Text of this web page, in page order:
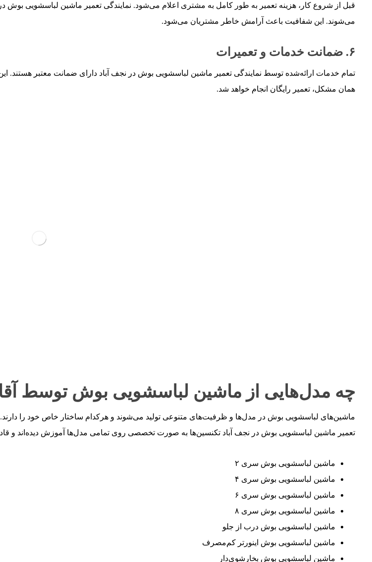
قبل از شروع کار، هزینه تعمیر به طور کامل به مشتری اعلام می‌شود. نمایندگی تعمیر ماشین لباسشویی بوش
می‌شوند. این شفافیت باعث آرامش خاطر مشتریان می‌شود.
۶. ضمانت خدمات و تعمیرات
تمام خدمات ارائه‌شده توسط نمایندگی تعمیر ماشین لباسشویی بوش در نجف‌ آباد دارای ضمانت معتبر
همان مشکل، تعمیر رایگان انجام خواهد شد.
چه مدل‌هایی از ماشین لباسشویی بوش توسط
ماشین‌های لباسشویی بوش در مدل‌ها و ظرفیت‌های متنوعی تولید می‌شوند و هرکدام ساختار خاص خود را دارند.
تعمیر ماشین لباسشویی بوش در نجف‌ آباد تکنسین‌ها به صورت تخصصی روی تمامی مدل‌ها آموزش دیده‌اند و قادر
ماشین لباسشویی بوش سری ۲
ماشین لباسشویی بوش سری ۴
ماشین لباسشویی بوش سری ۶
ماشین لباسشویی بوش سری ۸
ماشین لباسشویی بوش درب از جلو
ماشین لباسشویی بوش اینورتر کم‌مصرف
ماشین لباسشویی بوش بخارشوی‌دار